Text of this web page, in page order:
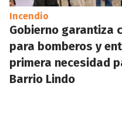
Incendio
Gobierno garantiza
para bomberos y
primera necesidad
Barrio Lindo